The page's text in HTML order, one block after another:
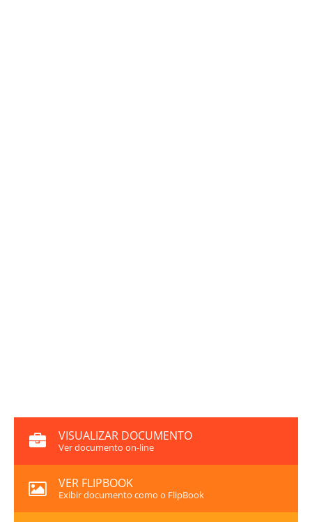
VISUALIZAR DOCUMENTO
Ver documento on-line
VER FLIPBOOK
Exibir documento como o FlipBook